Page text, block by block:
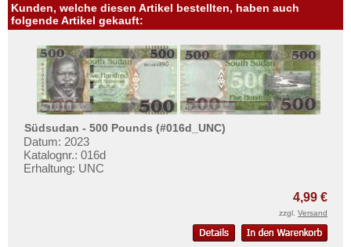
Kunden, welche diesen Artikel bestellten, haben auch
folgende Artikel gekauft:
Südsudan - 500 Pounds (#016d_UNC)
Datum: 2023
Katalognr.: 016d
Erhaltung: UNC
4,99 €
zzgl. Versand